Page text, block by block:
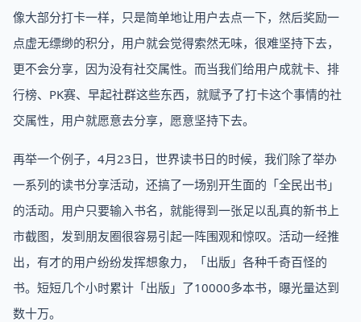
像大部分打卡一样，只是简单地让用户去点一下，然后奖励一
点虚无缥缈的积分，用户就会觉得索然无味，很难坚持下去，
更不会分享，因为没有社交属性。而当我们给用户成就卡、排
行榜、PK赛、早起社群这些东西，就赋予了打卡这个事情的社
交属性，用户就愿意去分享，愿意坚持下去。
再举一个例子，4月23日，世界读书日的时候，我们除了举办
一系列的读书分享活动，还搞了一场别开生面的「全民出书」
的活动。用户只要输入书名，就能得到一张足以乱真的新书上
市截图，发到朋友圈很容易引起一阵围观和惊叹。活动一经推
出，有才的用户纷纷发挥想象力，「出版」各种千奇百怪的
书。短短几个小时累计「出版」了10000多本书，曝光量达到
数十万。